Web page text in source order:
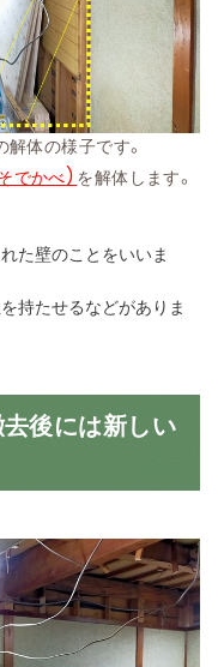
体の様子です。
でかべ） を解体します。
た壁のことをいいま
持たせるなどがありま
後には新しい